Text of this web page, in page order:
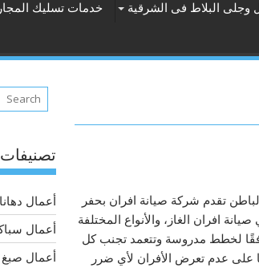
وجلى البلاط فى الشرقية خدمات تسليك
تقدم شركة صيانة افران بحفر
افران الغاز، والأنواع المختلفة
لخطط مدروسة وتتعمد تجنب كل
على عدم تعرض الأفران لأي ضرر
تصنيفات
أعمال
أعمال
أعمال صبغ